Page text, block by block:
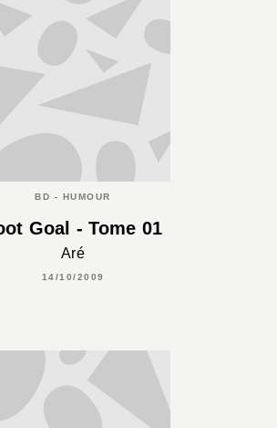
BD - HUMOUR
Goal - Tome 01
Aré
14/10/2009